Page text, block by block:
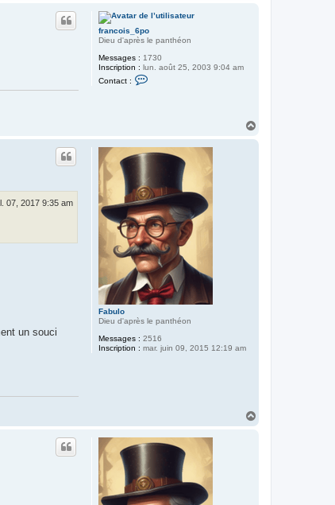
francois_6po
Dieu d'après le panthéon
Messages : 1730
Inscription : lun. août 25, 2003 9:04 am
Contact :
r
n
c
o
i
s
_
6
p
o
Fabulo
Dieu d'après le panthéon
Messages : 2516
Inscription : mar. juin 09, 2015 12:19 am
07, 2017 9:35 am
un souci